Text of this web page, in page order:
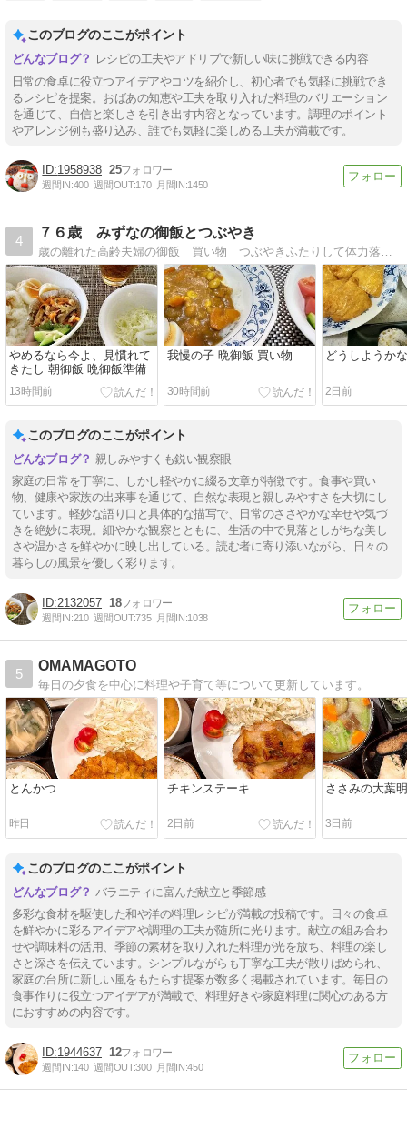
このブログのここがポイント
レシピの工夫やアドリブで新しい味に挑戦できる内容
日常の食卓に役立つアイデアやコツを紹介し、初心者でも気軽に挑戦でき
るレシピを提案。おばあの知恵や工夫を取り入れた料理のバリエーション
を通じて、自信と楽しさを引き出す内容となっています。調理のポイント
やアレンジ例も盛り込み、誰でも気軽に楽しめる工夫が満載です。
1958938 25
週間IN:400 週間OUT:170 月間IN:1450
4
７６歳 みずなの御飯とつぶやき
歳の離れた高齢夫婦の御飯 買い物 つぶやきふたりして体力落ちてます。何故か食欲だけは旺盛（笑）
やめるなら今よ、見慣れて
きたし 朝御飯 晩御飯準備
13時間前
我慢の子 晩御飯 買い物
30時間前
どうしようか
2日前
このブログのここがポイント
親しみやすくも鋭い観察眼
家庭の日常を丁寧に、しかし軽やかに綴る文章が特徴です。食事や買い
物、健康や家族の出来事を通じて、自然な表現と親しみやすさを大切にし
ています。軽妙な語り口と具体的な描写で、日常のささやかな幸せや気づ
きを絶妙に表現。細やかな観察とともに、生活の中で見落としがちな美し
さや温かさを鮮やかに映し出している。読む者に寄り添いながら、日々の
暮らしの風景を優しく彩ります。
2132057 18
週間IN:210 週間OUT:735 月間IN:1038
5
OMAMAGOTO
毎日の夕食を中心に料理や子育て等について更新しています。
とんかつ
昨日
チキンステーキ
2日前
ささみの大葉
3日前
このブログのここがポイント
バラエティに富んだ献立と季節感
多彩な食材を駆使した和や洋の料理レシピが満載の投稿です。日々の食卓
を鮮やかに彩るアイデアや調理の工夫が随所に光ります。献立の組み合わ
せや調味料の活用、季節の素材を取り入れた料理が光を放ち、料理の楽し
さと深さを伝えています。シンプルながらも丁寧な工夫が散りばめられ、
家庭の台所に新しい風をもたらす提案が数多く掲載されています。毎日の
食事作りに役立つアイデアが満載で、料理好きや家庭料理に関心のある方
におすすめの内容です。
1944637 12
週間IN:140 週間OUT:300 月間IN:450